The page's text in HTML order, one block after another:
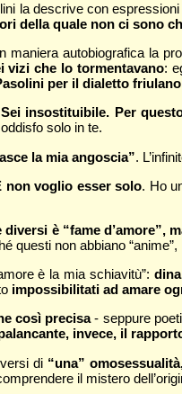
la descrive con
della quale non ci sono
maniera autobiografica la
vizi che lo tormentavano:
per il dialetto
insostituibile. Per
solo in te.
la mia angoscia”.
non voglio esser solo. Ho
è “fame d’amore”,
questi non abbiano
è la mia schiavitù”:
impossibilitati ad amare
così precisa- seppure
invece, il
di “una”
il mistero